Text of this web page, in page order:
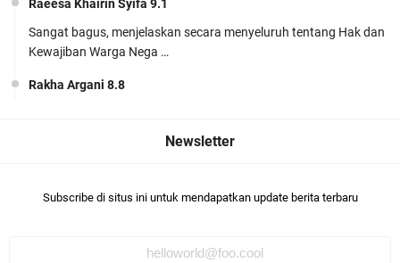
Cinta (KBC) Lengkap Siap Pakai
Siap Mengajar Tanpa Ribet! Download Modul
(KBC) Lengkap
Raeesa Khairin Syifa 9.1
Sangat bagus, menjelaskan secara menyeluruh tentang Hak dan
Kewajiban Warga Nega …
Rakha Argani 8.8
Subscribe di situs ini untuk mendapatkan update berita terbaru